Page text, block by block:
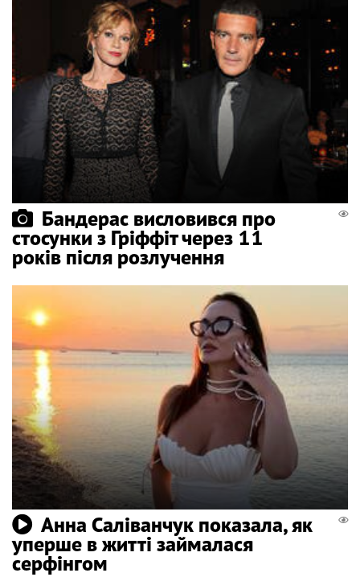
Бандерас висловився про
стосунки з Гріффіт через 11
років після розлучення
Анна Саліванчук показала, як
уперше в житті займалася
серфінгом